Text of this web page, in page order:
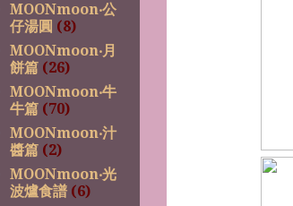
MOONmoon‧公
仔湯圓 (8)
MOONmoon‧月
餅篇 (26)
MOONmoon‧牛
牛篇 (70)
MOONmoon‧汁
醬篇 (2)
MOONmoon‧光
波爐食譜 (6)